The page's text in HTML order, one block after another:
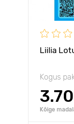
Liilia
Kogus
3.70
Kõige